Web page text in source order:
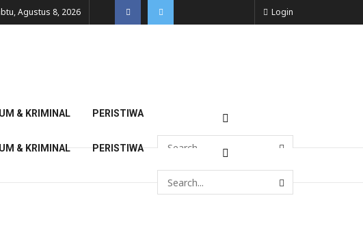
Agustus 8, 2026 Login
& KRIMINAL PERISTIWA
& KRIMINAL PERISTIWA